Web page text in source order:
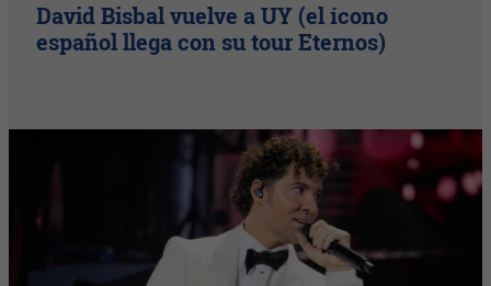
David Bisbal vuelve a UY (el ícono
español llega con su tour Eternos)